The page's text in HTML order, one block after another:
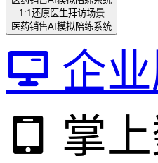
1:1还原医生拜访场景
医药销售AI模拟陪练系统
企
掌